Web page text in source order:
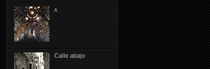
ᴧ
Calle abajo